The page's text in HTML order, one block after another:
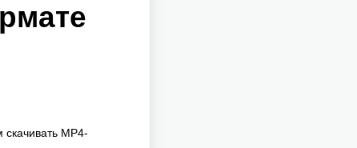
MP4-